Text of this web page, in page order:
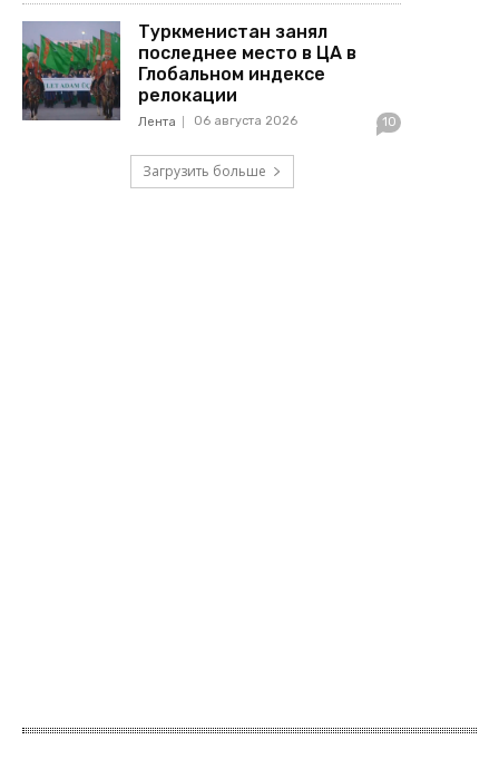
Туркменистан занял
последнее место в ЦА в
Глобальном индексе
релокации
Лента 06 августа 2026 10
Загрузить больше